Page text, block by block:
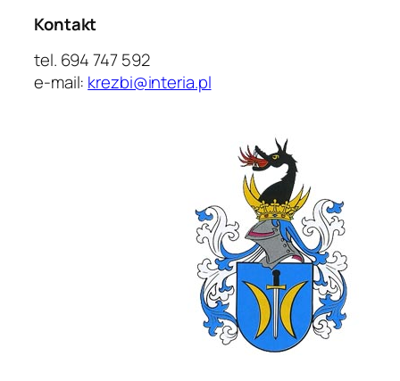
Kontakt
tel. 694 747 592
e-mail: krezbi@interia.pl